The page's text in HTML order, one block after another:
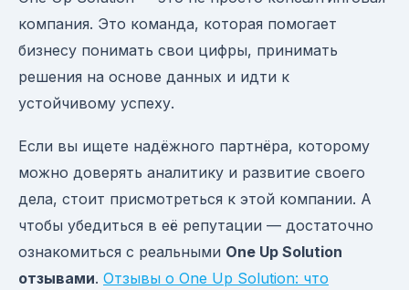
компания. Это команда, которая помогает
бизнесу понимать свои цифры, принимать
решения на основе данных и идти к
устойчивому успеху.
Если вы ищете надёжного партнёра, которому
можно доверять аналитику и развитие своего
дела, стоит присмотреться к этой компании. А
чтобы убедиться в её репутации — достаточно
ознакомиться с реальными One Up Solution
отзывами. Отзывы о One Up Solution: что